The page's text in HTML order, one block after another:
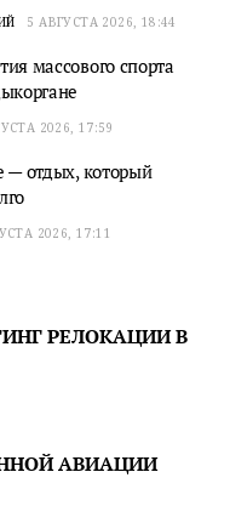
5 АВГУСТА 2026, 18:44
массового спорта
2026, 17:59
— отдых, который
2026, 17:11
РЕЛОКАЦИИ В
АВИАЦИИ